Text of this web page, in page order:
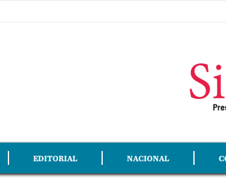
EDITORIAL NACIONAL